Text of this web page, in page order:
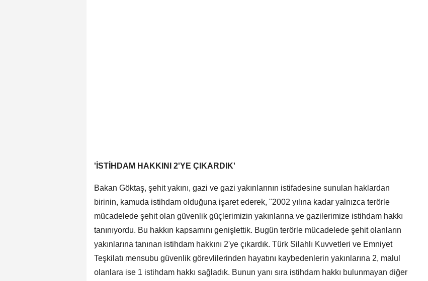
'İSTİHDAM HAKKINI 2'YE ÇIKARDIK'
Bakan Göktaş, şehit yakını, gazi ve gazi yakınlarının istifadesine sunulan haklardan
birinin, kamuda istihdam olduğuna işaret ederek, "2002 yılına kadar yalnızca terörle
mücadelede şehit olan güvenlik güçlerimizin yakınlarına ve gazilerimize istihdam hakkı
tanınıyordu. Bu hakkın kapsamını genişlettik. Bugün terörle mücadelede şehit olanların
yakınlarına tanınan istihdam hakkını 2'ye çıkardık. Türk Silahlı Kuvvetleri ve Emniyet
Teşkilatı mensubu güvenlik görevlilerinden hayatını kaybedenlerin yakınlarına 2, malul
olanlara ise 1 istihdam hakkı sağladık. Bunun yanı sıra istihdam hakkı bulunmayan diğer